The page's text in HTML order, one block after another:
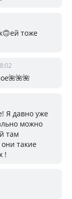
тоже
Я давно уже
можно
там
такие
!